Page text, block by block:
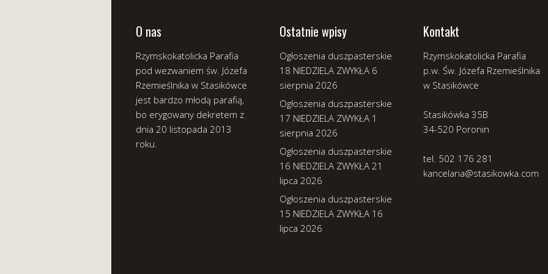
O nas
Rzymskokatolicka Parafia
pod wezwaniem św. Józefa
Rzemieślnika w Stasikówce
jest bardzo młodą parafią,
bo erygowany dekretem z
dnia 20 listopada 2013
roku.
Ostatnie wpisy
Ogłoszenia duszpasterskie
18 NIEDZIELA ZWYKŁA 6
sierpnia 2026
Ogłoszenia duszpasterskie
17 NIEDZIELA ZWYKŁA 1
sierpnia 2026
Ogłoszenia duszpasterskie
16 NIEDZIELA ZWYKŁA 21
lipca 2026
Ogłoszenia duszpasterskie
15 NIEDZIELA ZWYKŁA 16
lipca 2026
Kontakt
Rzymskokatolicka Parafia
p.w. Św. Józefa Rzemieślnika
w Stasikówce
Stasikówka 35B
34-520 Poronin
tel. 502 176 281
kancelaria@stasikowka.com